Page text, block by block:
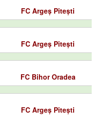
FC Argeș Pitești
FC Argeș Pitești
FC Bihor Oradea
FC Argeș Pitești